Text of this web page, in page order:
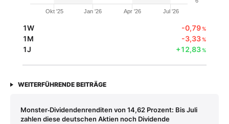
Okt '25 Jan '26 Apr '26 Jul '26
1W -0,79%
1M -3,33%
1J +12,83%
WEITERFÜHRENDE BEITRÄGE
Monster‑Dividendenrenditen von 14,62 Prozent: Bis Juli
zahlen diese deutschen Aktien noch Dividende